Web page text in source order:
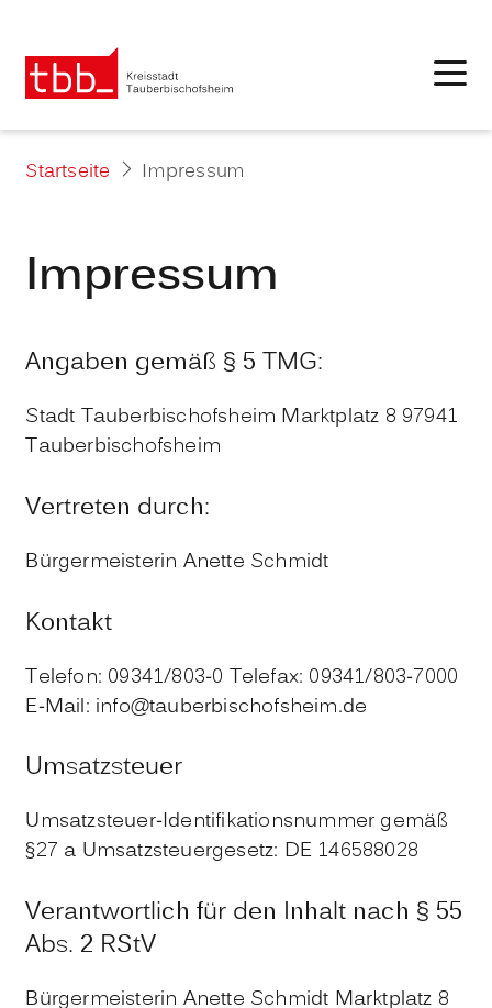
Startseite Impressum
Impressum
Angaben gemäß § 5 TMG:
Stadt Tauberbischofsheim Marktplatz 8 97941
Tauberbischofsheim
Vertreten durch:
Bürgermeisterin Anette Schmidt
Kontakt
Telefon: 09341/803-0 Telefax: 09341/803-7000
E-Mail: info@tauberbischofsheim.de
Umsatzsteuer
Umsatzsteuer-Identifikationsnummer gemäß
§27 a Umsatzsteuergesetz: DE 146588028
Verantwortlich für den Inhalt nach § 55
Abs. 2 RStV
Bürgermeisterin Anette Schmidt Marktplatz 8